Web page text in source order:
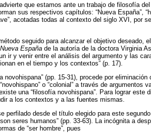
que estamos ante un trabajo de filosofía
sus respectivos capítulos: “Nueva España”,
acotadas todas al contexto del siglo XVI, por
seguido para alcanzar el objetivo deseado,
España de la autoría de la doctora Virginia
ir y venir entre el análisis del argumento y las
en el tiempo y los contextos” (p. 17).
novohispana” (pp. 15-31), procede por
o “colonial” a través de argumentos
una “filosofía novohispana”. Para lograr este
a los contextos y a las fuentes mismas.
perfilado desde el título elegido para este
seres humanos” (pp. 33-63). La incógnita a
de “ser hombre”, pues